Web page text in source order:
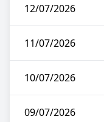
12/07/2026
11/07/2026
10/07/2026
09/07/2026